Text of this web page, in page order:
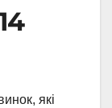
які